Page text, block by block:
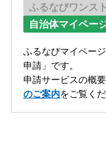
ふるなびワンス
自治体マイペー
ふるなびマイペー
申請」です。
申請サービスの概
のご案内をご覧くだ